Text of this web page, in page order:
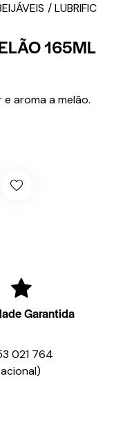
LUBRIFIC
165ML
aroma a melão.
Garantida
021 764